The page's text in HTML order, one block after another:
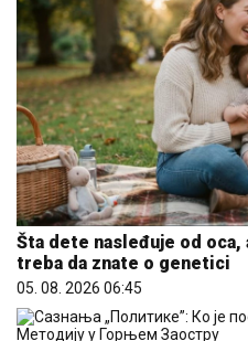
Šta dete nasleđuje od oca,
treba da znate o genetici
05. 08. 2026 06:45